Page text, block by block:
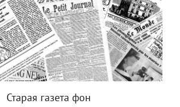
Старая газета фон